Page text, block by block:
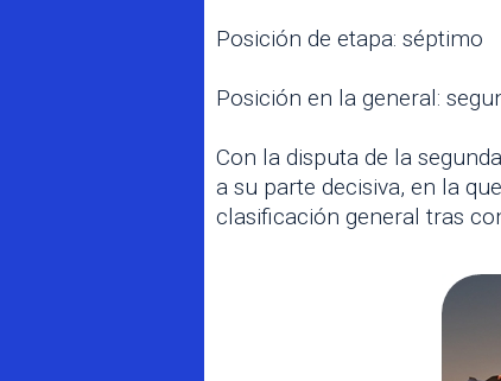
Posición de etapa: séptimo
Posición en la general:
Con la disputa de la
a su parte decisiva, en la
clasificación general tras